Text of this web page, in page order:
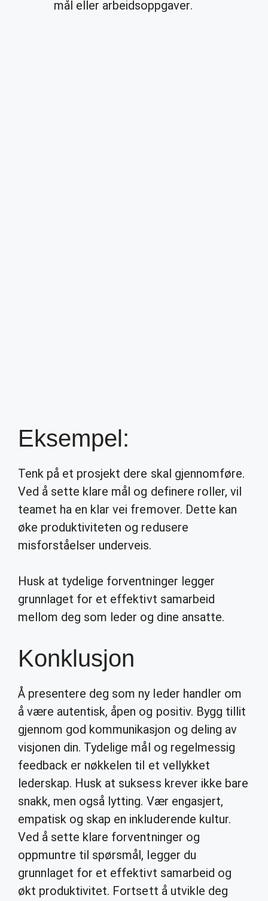
mål eller arbeidsoppgaver.
Eksempel:
Tenk på et prosjekt dere skal gjennomføre.
Ved å sette klare mål og definere roller, vil
teamet ha en klar vei fremover. Dette kan
øke produktiviteten og redusere
misforståelser underveis.
Husk at tydelige forventninger legger
grunnlaget for et effektivt samarbeid
mellom deg som leder og dine ansatte.
Konklusjon
Å presentere deg som ny leder handler om
å være autentisk, åpen og positiv. Bygg tillit
gjennom god kommunikasjon og deling av
visjonen din. Tydelige mål og regelmessig
feedback er nøkkelen til et vellykket
lederskap. Husk at suksess krever ikke bare
snakk, men også lytting. Vær engasjert,
empatisk og skap en inkluderende kultur.
Ved å sette klare forventninger og
oppmuntre til spørsmål, legger du
grunnlaget for et effektivt samarbeid og
økt produktivitet. Fortsett å utvikle deg